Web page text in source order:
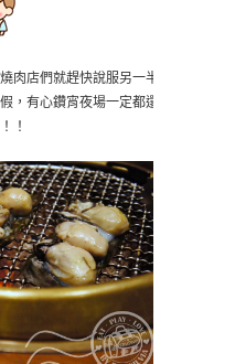
肉店們就趕快說服另一半
，有心鑽宵夜場一定都還
！